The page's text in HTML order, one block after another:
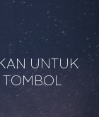
UNTUK